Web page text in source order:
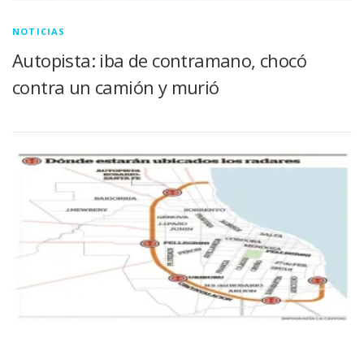
NOTICIAS
Autopista: iba de contramano, chocó
contra un camión y murió